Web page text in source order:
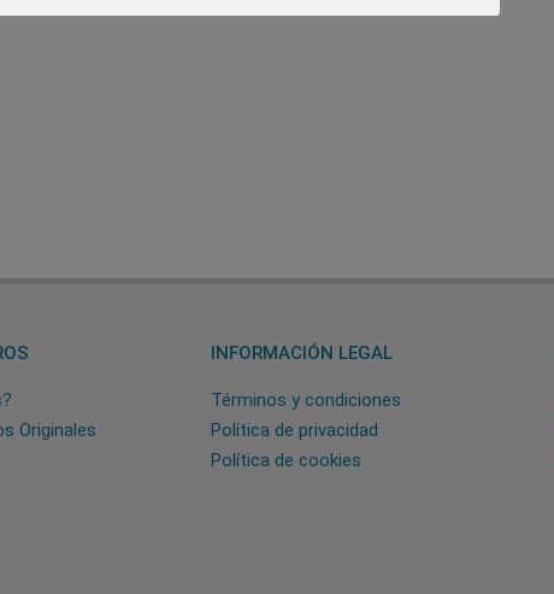
Originales
INFORMACIÓN LEGAL
Términos y condiciones
Política de privacidad
Política de cookies